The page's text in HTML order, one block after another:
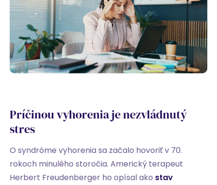
Príčinou vyhorenia je nezvládnutý
stres
O syndróme vyhorenia sa začalo hovoriť v 70.
rokoch minulého storočia. Americký terapeut
Herbert Freudenberger ho opísal ako stav